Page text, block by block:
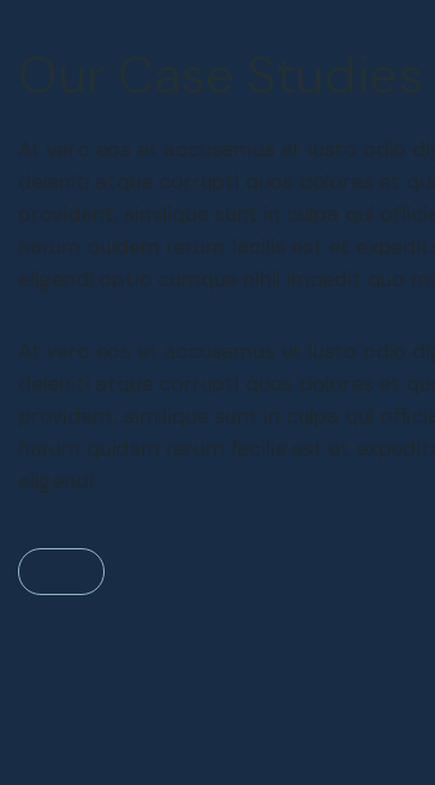
At vero eos et accusamus et iusto odio
deleniti atque corrupti quos dolores et
provident, similique sunt in culpa qui
harum quidem rerum facilis est et
eligendi optio cumque nihil impedit quo
At vero eos et accusamus et iusto odio
deleniti atque corrupti quos dolores et
provident, similique sunt in culpa qui
harum quidem rerum facilis est et
eligendi.